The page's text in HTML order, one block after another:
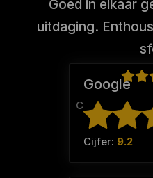
Goed in elkaar
uitdaging.
Chris Homan
Google
Cijfer: 9.2